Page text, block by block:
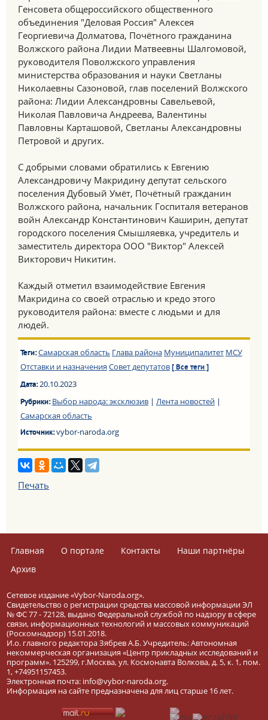
Генсовета общероссийского общественного
объединения "Деловая Россия" Алексея
Георгиевича Долматова, Почётного гражданина
Волжского района Лидии Матвеевны Шалгомовой,
руководителя Поволжского управления
министерства образования и науки Светланы
Николаевны Сазоновой, глав поселений Волжского
района: Лидии Александровны Савельевой,
Николая Павловича Андреева, Валентины
Павловны Карташовой, Светланы Александровны
Петровой и других.
С добрыми словами обратились к Евгению
Александровичу Макридину депутат сельского
поселения Дубовый Умёт, Почётный гражданин
Волжского района, начальник Госпиталя ветеранов
войн Александр Константинович Каширин, депутат
городского поселения Смышляевка, учредитель и
заместитель директора ООО "Виктор" Алексей
Викторович Никитин.
Каждый отметил взаимодействие Евгения
Макридина со своей отраслью и кредо этого
руководителя района: вместе с людьми и для
людей.
Теги:Самарская область Глава района Муниципалитет МСУ
Отставки и назначения Совет депутатов [ Все теги ]
Дата:20.10.2023
Рубрики:Выбор народа: эксклюзив| Лента новостей|
Самарская область
Источник:vybor-naroda.org
Печать
Главная О портале Контакты
Наши партнёры
Архив
Сетевое издание «Vybor-Naroda.org».
Свидетельство о регистрации средства массовой информации ЭЛ
№ ФС 77 - 72128, выдано Федеральной службой по надзору в сфере
связи, информационных технологий и массовых коммуникаций
(Роскомнадзор) 15.01.2018.
И.о. главного редактора Зябрев А.Б. Учредитель: Автономная
некоммерческая организация «Центр прикладных исследований и
программ». 125299, г.Москва, ул. Космонавта Волкова, д. 5, к. 1, пом.
1, +74951157453.
Электронная почта: info@vybor-naroda.org.
Информация на сайте предназначена для лиц старше 16 лет.